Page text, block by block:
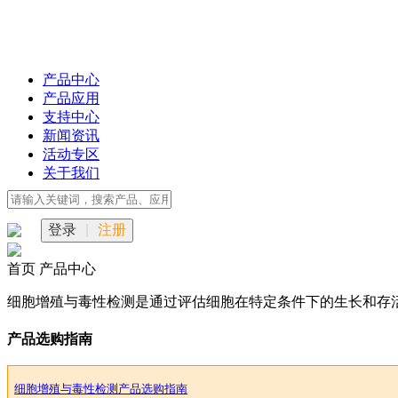
产品中心
产品应用
支持中心
新闻资讯
活动专区
关于我们
登录 注册
首页 产品中心
细胞增殖与毒性检测是通过评估细胞在特定条件下的生长和
产品选购指南
细胞增殖与毒性检测产品选购指南